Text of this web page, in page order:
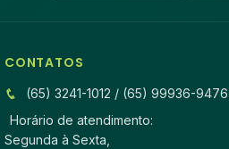
CONTATOS
(65) 3241-1012 / (65) 99936-9476
Horário de atendimento:
Segunda à Sexta,